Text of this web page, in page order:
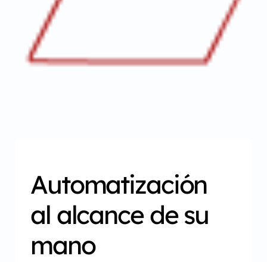
Automatización
al alcance de su
mano